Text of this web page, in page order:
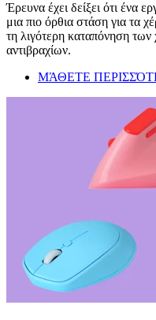
Έρευνα έχει δείξει ότι ένα
μια πιο όρθια στάση για τα
τη λιγότερη καταπόνηση
αντιβραχίων.
ΜΆΘΕΤΕ